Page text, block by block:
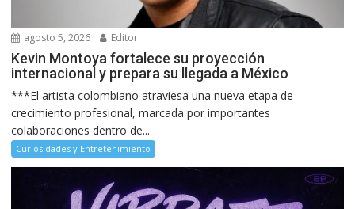
agosto 5, 2026 Editor
Kevin Montoya fortalece su proyección
internacional y prepara su llegada a México
***El artista colombiano atraviesa una nueva etapa de
crecimiento profesional, marcada por importantes
colaboraciones dentro de...
Curiosidades y Entretenimiento